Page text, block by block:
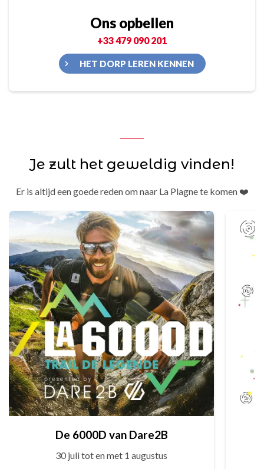
Ons opbellen
+33 479 090 201
HET DORP LEREN KENNEN
Je zult het geweldig vinden!
Er is altijd een goede reden om naar La Plagne te komen ❤️
De 6000D van Dare2B
30 juli tot en met 1 augustus